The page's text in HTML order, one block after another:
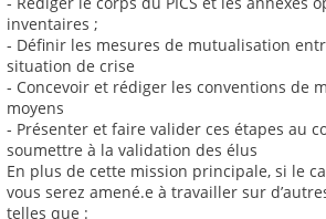
inventaires ;
‐ Définir les mesures de mutualisation
situation de crise
‐ Concevoir et rédiger les conventions de
moyens
‐ Présenter et faire valider ces étapes au
soumettre à la validation des élus
En plus de cette mission principale, si le
vous serez amené.e à travailler sur
telles que :